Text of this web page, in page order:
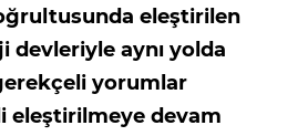
eleştirilen
devleriyle aynı yolda
yorumlar
eleştirilmeye devam